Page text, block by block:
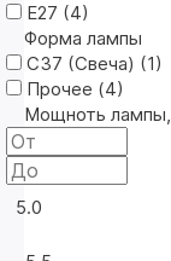
Е27 (4)
Форма лампы
C37 (Свеча) (1)
Прочее (4)
Мощноть
5.0